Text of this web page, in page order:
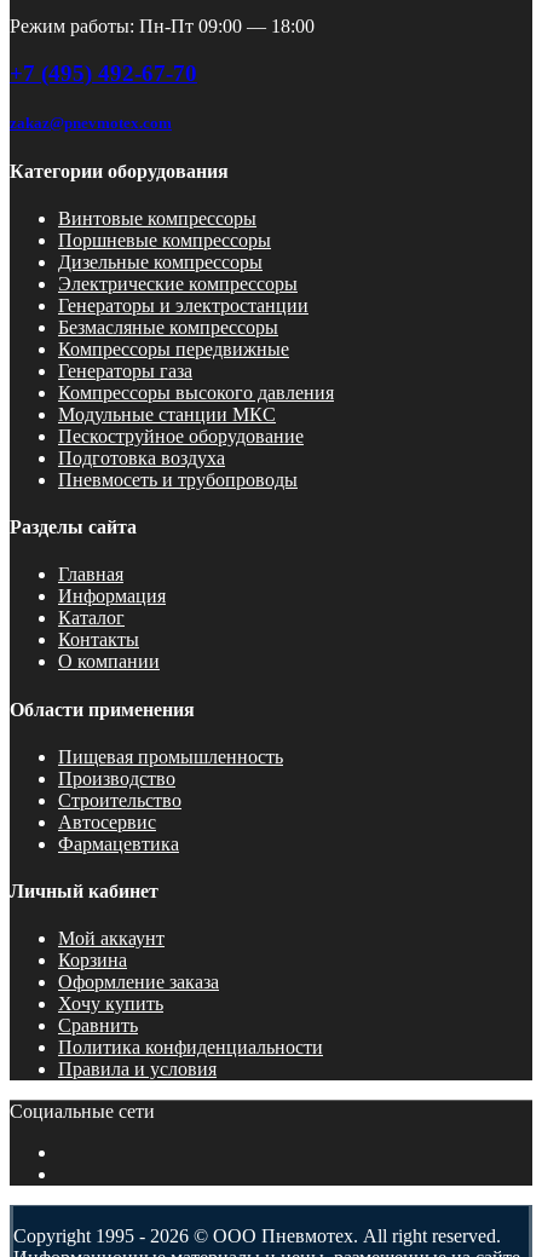
Режим работы: Пн-Пт 09:00 — 18:00
+7 (495) 492-67-70
zakaz@pnevmotex.com
Категории оборудования
Винтовые компрессоры
Поршневые компрессоры
Дизельные компрессоры
Электрические компрессоры
Генераторы и электростанции
Безмасляные компрессоры
Компрессоры передвижные
Генераторы газа
Компрессоры высокого давления
Модульные станции МКС
Пескоструйное оборудование
Подготовка воздуха
Пневмосеть и трубопроводы
Разделы сайта
Главная
Информация
Каталог
Контакты
О компании
Области применения
Пищевая промышленность
Производство
Строительство
Автосервис
Фармацевтика
Личный кабинет
Мой аккаунт
Корзина
Оформление заказа
Хочу купить
Сравнить
Политика конфиденциальности
Правила и условия
Социальные сети
Copyright 1995 - 2026 © ООО Пневмотех. All right reserved.